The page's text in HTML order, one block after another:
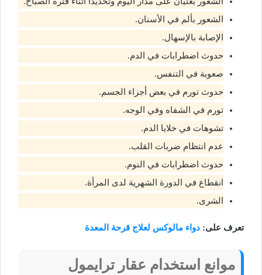
الشعور بألم في الأسنان.
الإصابة بالإسهال.
حدوث اضطرابات في الدم.
صعوبة في التنفس.
حدوث تورم في بعض أجزاء الجسم.
تورم في الشفاه وفي الوجه.
تشوهات في خلايا الدم.
عدم انتظام ضربات القلب.
حدوث اضطرابات في النوم.
انقطاع في الدورة الشهرية لدى المرأة.
الشرى.
تعرف على: دواء مالوكس لعلاج قرحة المعدة
موانع استخدام عقار ترايمول